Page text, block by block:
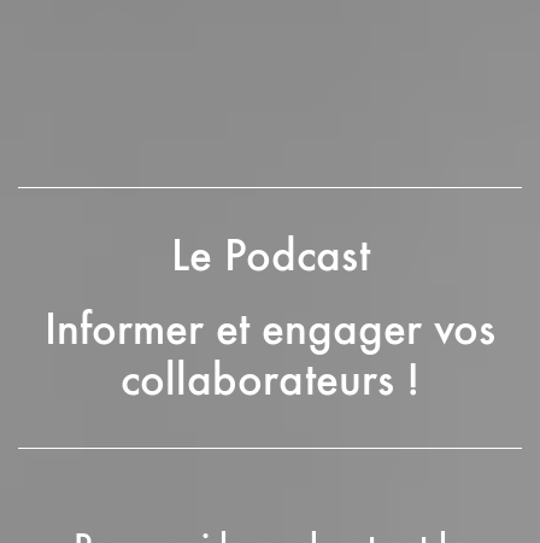
Le Podcast
Informer et engager vos
collaborateurs !